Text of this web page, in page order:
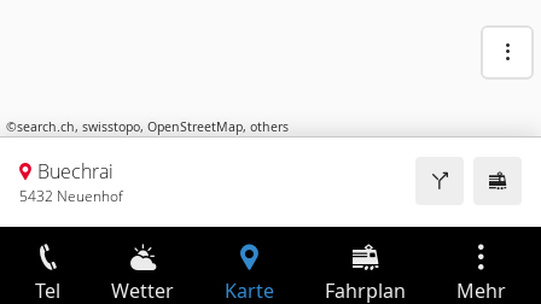
©search.ch, swisstopo, OpenStreetMap, others
Buechrai
5432 Neuenhof
Tel Wetter Karte Fahrplan Mehr